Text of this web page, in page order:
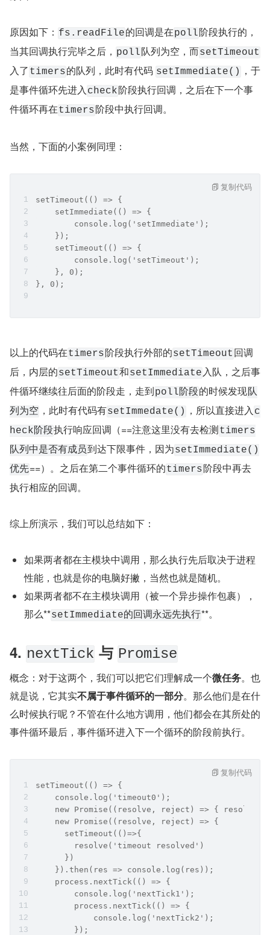
原因如下： fs.readFile的回调是在poll阶段执行的，
当其回调执行完毕之后， poll队列为空，而setTimeout
入了 timers的队列，此时有代码 setImmediate()
，于
是事件循环先进入 check阶段执行回调，之后在下一个事
件循环再在timers阶段中执行回调。
当然，下面的小案例同理：
setTimeout(() => {
    setImmediate(() => {
        console.log('setImmediate');
    });
    setTimeout(() => {
        console.log('setTimeout');
    }, 0);
}, 0);
复制代码
以上的代码在timers阶段执行外部的setTimeout 回调
后，内层的setTimeout和setImmediate 入队，之后事
件循环继续往后面的阶段走，走到poll阶段的时候发现 队
列为空 ，此时有代码有setImmedate() ，所以直接进入 c
heck阶段执行响应回调（==注意这里没有去检测timers
队列中是否有成员到达下限事件，因为setImmediate()
优先==）。之后在第二个事件循环的timers阶段中再去
执行相应的回调。
综上所演示，我们可以总结如下：
如果两者都在主模块中调用，那么执行先后取决于进程
性能，也就是你的电脑好撇，当然也就是随机。
如果两者都不在主模块调用（被一个异步操作包裹），
那么**setImmediate的回调永远先执行**。
4. nextTick 与 Promise
概念：对于这两个，我们可以把它们理解成一个微任务。也
就是说，它其实不属于事件循环的一部分。那么他们是在什
么时候执行呢？不管在什么地方调用，他们都会在其所处的
事件循环最后，事件循环进入下一个循环的阶段前执行。
setTimeout(() => {
    console.log('timeout0');
new Promise((resolve, reject) => {
    new Promise((resolve, reject) => {
      setTimeout(()=>{
        resolve('timeout resolved')
      })
    }).then(res => console.log(res));
    process.nextTick(() => {
        console.log('nextTick1');
        process.nextTick(() => {
            console.log('nextTick2');
        });
复制代码